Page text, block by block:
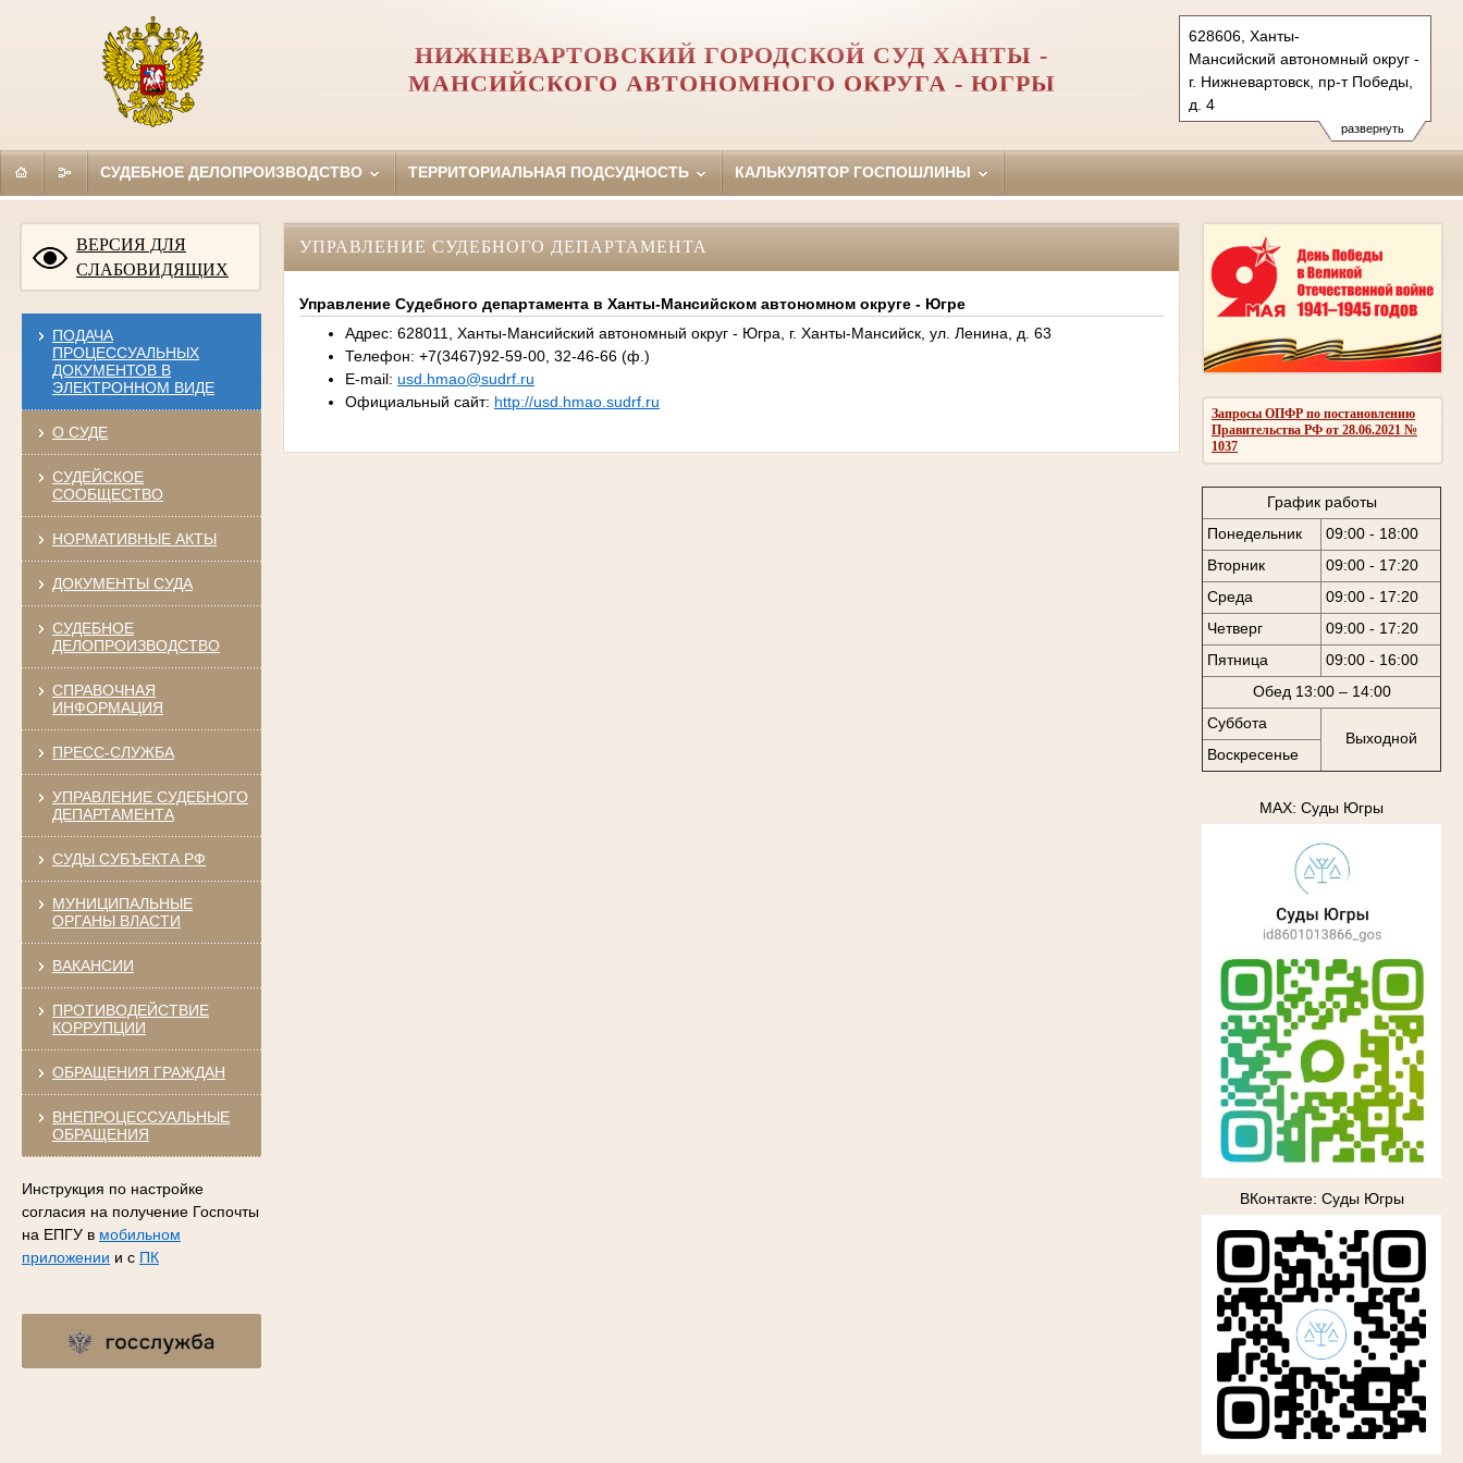
развернуть
628606, Ханты-
Мансийский автономный округ -
г. Нижневартовск, пр-т Победы,
д. 4
Тел.: (3466) 29-11-52
vartovgor.hmao@sudrf.ru
НИЖНЕВАРТОВСКИЙ ГОРОДСКОЙ СУД ХАНТЫ -
МАНСИЙСКОГО АВТОНОМНОГО ОКРУГА - ЮГРЫ
СУДЕБНОЕ ДЕЛОПРОИЗВОДСТВО ТЕРРИТОРИАЛЬНАЯ ПОДСУДНОСТЬ КАЛЬКУЛЯТОР ГОСПОШЛИНЫ
ВЕРСИЯ ДЛЯ
СЛАБОВИДЯЩИХ
ПОДАЧА
ПРОЦЕССУАЛЬНЫХ
ДОКУМЕНТОВ В
ЭЛЕКТРОННОМ ВИДЕ
О СУДЕ
СУДЕЙСКОЕ
СООБЩЕСТВО
НОРМАТИВНЫЕ АКТЫ
ДОКУМЕНТЫ СУДА
СУДЕБНОЕ
ДЕЛОПРОИЗВОДСТВО
СПРАВОЧНАЯ
ИНФОРМАЦИЯ
ПРЕСС-СЛУЖБА
УПРАВЛЕНИЕ СУДЕБНОГО
ДЕПАРТАМЕНТА
СУДЫ СУБЪЕКТА РФ
МУНИЦИПАЛЬНЫЕ
ОРГАНЫ ВЛАСТИ
ВАКАНСИИ
ПРОТИВОДЕЙСТВИЕ
КОРРУПЦИИ
ОБРАЩЕНИЯ ГРАЖДАН
ВНЕПРОЦЕССУАЛЬНЫЕ
ОБРАЩЕНИЯ
Инструкция по настройке
согласия на получение Госпочты
на ЕПГУ в мобильном
приложении и с ПК
Запросы ОПФР по постановлению
Правительства РФ от 28.06.2021 №
1037
График работы
Понедельник
09:00 - 18:00
Вторник
09:00 - 17:20
Среда
09:00 - 17:20
Четверг
09:00 - 17:20
Пятница
09:00 - 16:00
Обед 13:00 – 14:00
Суббота
Выходной
Воскресенье
MAX: Суды Югры
ВКонтакте: Суды Югры
УПРАВЛЕНИЕ СУДЕБНОГО ДЕПАРТАМЕНТА
Управление Судебного департамента в Ханты-Мансийском автономном округе - Югре
Адрес: 628011, Ханты-Мансийский автономный округ - Югра, г. Ханты-Мансийск, ул. Ленина, д. 63
Телефон: +7(3467)92-59-00, 32-46-66 (ф.)
E-mail: usd.hmao@sudrf.ru
Официальный сайт: http://usd.hmao.sudrf.ru